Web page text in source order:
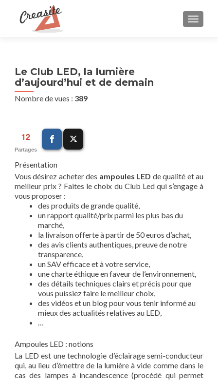
Le Club LED, la lumière
d’aujourd’hui et de demain
Nombre de vues : 389
12
Partages
Présentation
Vous désirez acheter des ampoules LED de qualité et au
meilleur prix ? Faites le choix du Club Led qui s’engage à
vous proposer :
des produits de grande qualité,
un rapport qualité/prix parmi les plus bas du
marché,
la livraison offerte à partir de 50 euros d’achat,
des avis clients authentiques, preuve de notre
transparence,
un SAV efficace et à votre service,
une charte éthique en faveur de l’environnement,
des détails techniques clairs et précis pour que
vous puissiez faire le meilleur choix,
des vidéos et un blog pour vous tenir informé au
mieux des actualités relatives au LED,
…
Ampoules LED : notions
La LED est une technologie d’éclairage semi-conducteur
qui, au lieu d’émettre de la lumière à vide comme dans le
cas des lampes à incandescence (procédé qui permet